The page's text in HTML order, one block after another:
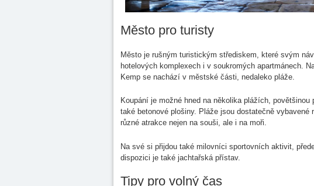
Město pro turisty
Město je rušným turistickým střediskem, které svým
hotelových komplexech i v soukromých apartmánech.
Kemp se nachází v městské části, nedaleko pláže.
Koupání je možné hned na několika plážích,
také betonové plošiny. Pláže jsou dostatečně
různé atrakce nejen na souši, ale i na moři.
Na své si přijdou také milovníci sportovních aktivit,
dispozici je také jachtařská přístav.
Tipy pro volný čas